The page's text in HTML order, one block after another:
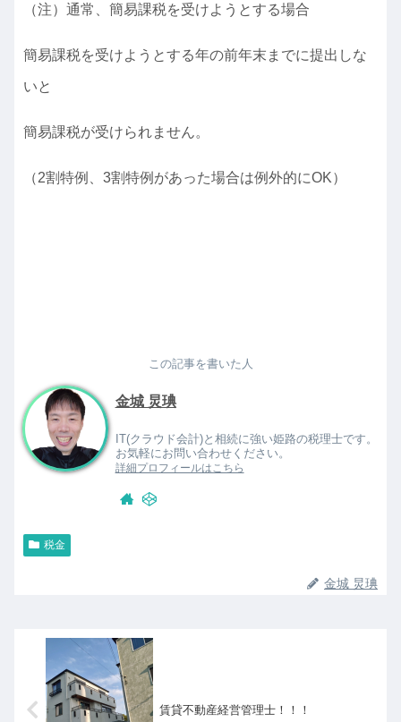
（注）通常、簡易課税を受けようとする場合
簡易課税を受けようとする年の前年末までに提出しな
いと
簡易課税が受けられません。
（2割特例、3割特例があった場合は例外的にOK）
この記事を書いた人
金城 炅琠
IT(クラウド会計)と相続に強い姫路の税理士です。
お気軽にお問い合わせください。
詳細プロフィールはこちら
税金
金城 炅琠
賃貸不動産経営管理士！！！